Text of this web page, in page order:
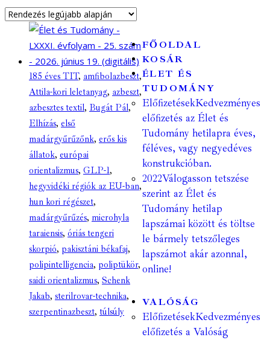
185 éves TIT, amfibolazbeszt,
Attila-kori leletanyag, azbeszt,
azbesztes textil, Bugát Pál,
Elhízás, első
madárgyűrűzőnk, erős kis
állatok, európai
orientalizmus, GLP-1,
hegyvidéki régiók az EU-ban,
hun kori régészet,
madárgyűrűzés, microhyla
taraiensis, óriás tengeri
skorpió, pakisztáni békafaj,
polipintelligencia, poliptükör,
saidi orientalizmus, Schenk
Jakab, sterilrovar-technika,
szerpentinazbeszt, túlsúly
FŐOLDAL
KOSÁR
ÉLET ÉS
TUDOMÁNY
ElőfizetésekKedvezményes
előfizetés az Élet és
Tudomány hetilapra éves,
féléves, vagy negyedéves
konstrukcióban.
2022Válogasson tetszése
szerint az Élet és
Tudomány hetilap
lapszámai között és töltse
le bármely tetszőleges
lapszámot akár azonnal,
online!
VALÓSÁG
ElőfizetésekKedvezményes
előfizetés a Valóság